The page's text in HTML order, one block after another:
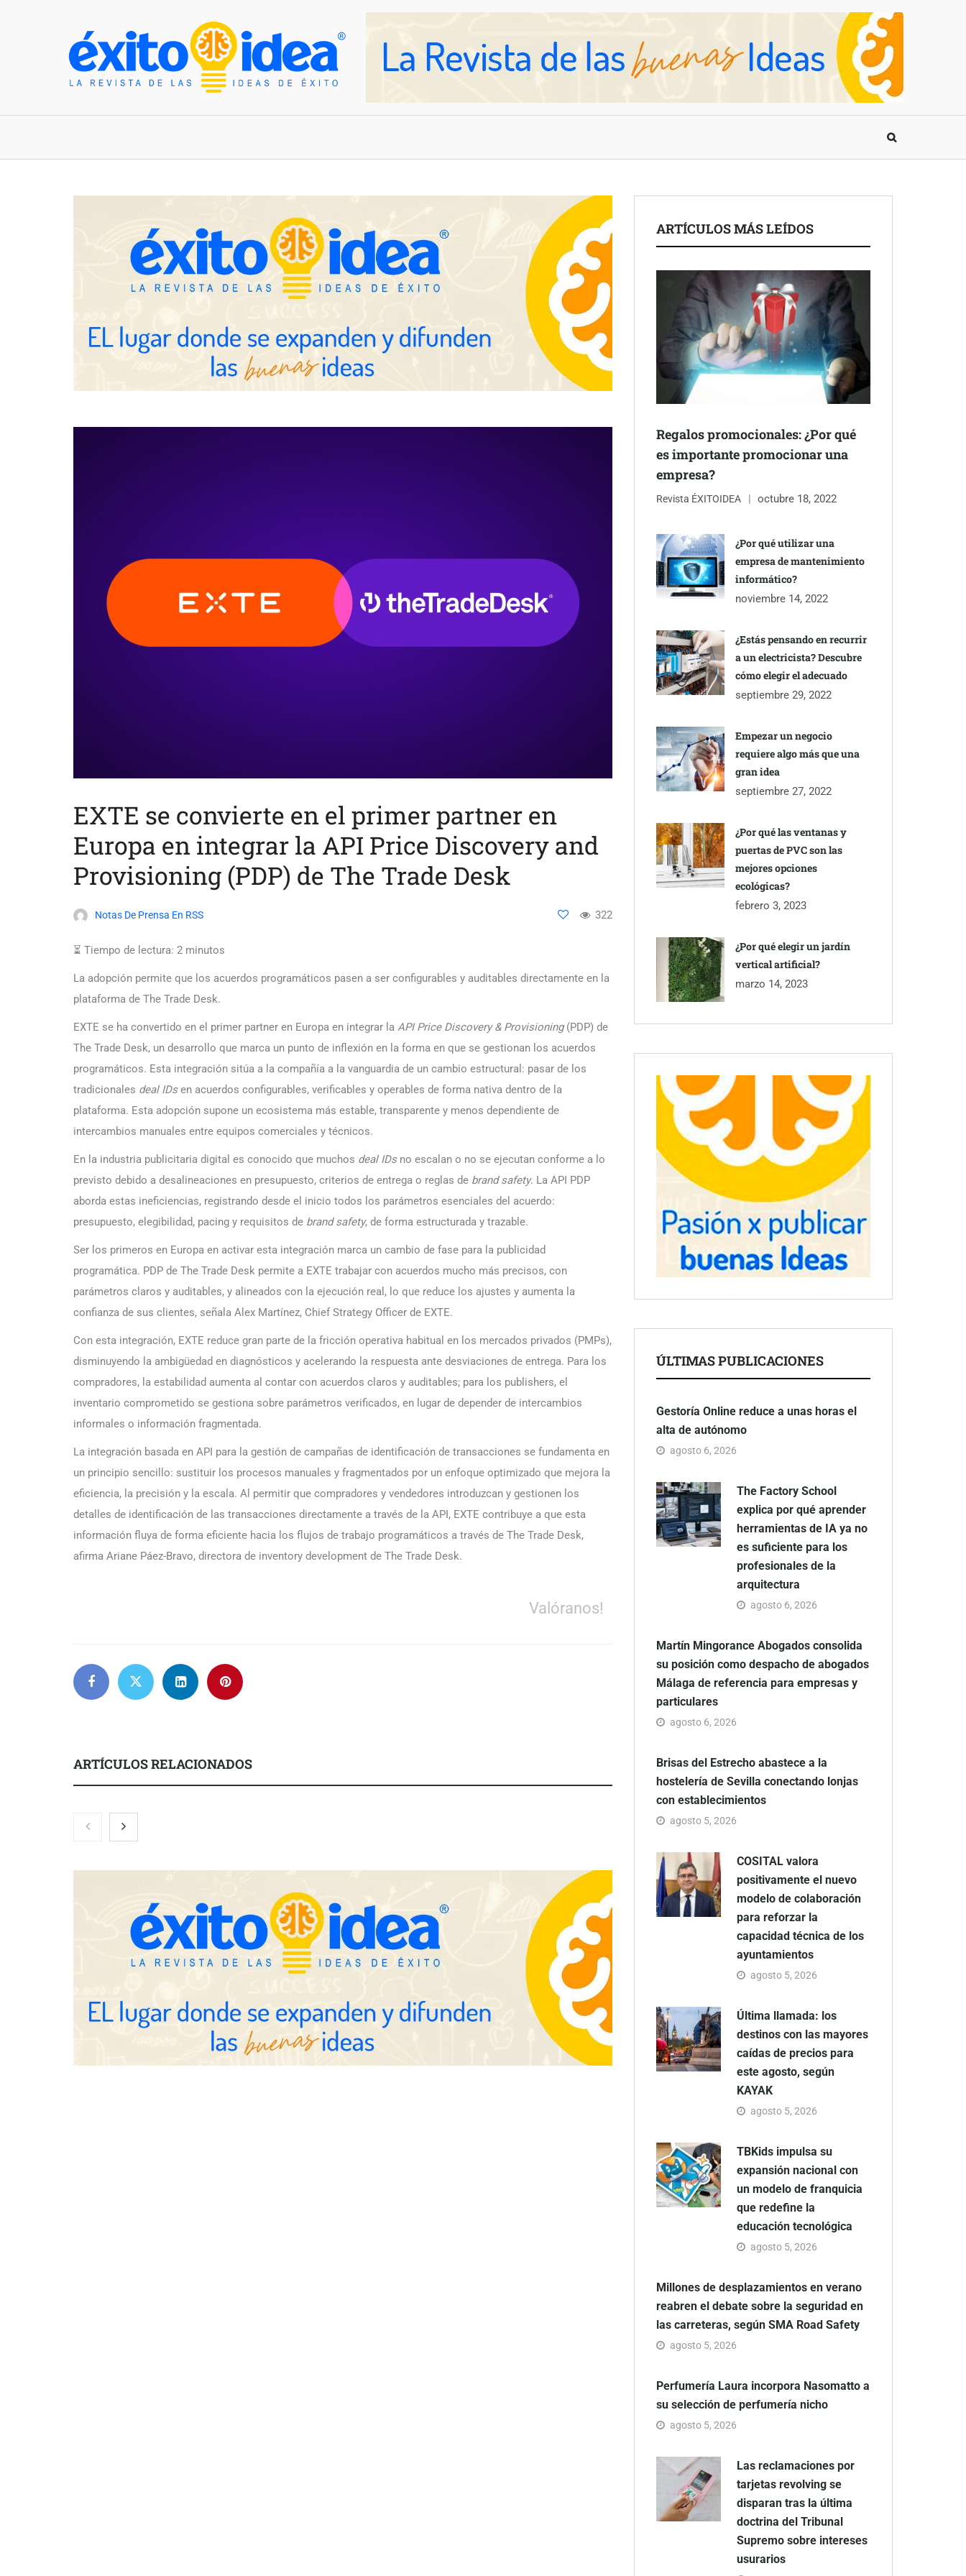
EXTE se convierte en el primer partner en
Europa en integrar la API Price Discovery and
Provisioning (PDP) de The Trade Desk
Notas De Prensa En RSS 322
⏳ Tiempo de lectura: 2 minutos
La adopción permite que los acuerdos programáticos pasen a ser configurables y auditables directamente en la
plataforma de The Trade Desk.
EXTE se ha convertido en el primer partner en Europa en integrar la API Price Discovery & Provisioning(PDP) de
The Trade Desk, un desarrollo que marca un punto de inflexión en la forma en que se gestionan los acuerdos
programáticos. Esta integración sitúa a la compañía a la vanguardia de un cambio estructural: pasar de los
tradicionales deal IDsen acuerdos configurables, verificables y operables de forma nativa dentro de la
plataforma. Esta adopción supone un ecosistema más estable, transparente y menos dependiente de
intercambios manuales entre equipos comerciales y técnicos.
En la industria publicitaria digital es conocido que muchos deal IDsno escalan o no se ejecutan conforme a lo
previsto debido a desalineaciones en presupuesto, criterios de entrega o reglas de brand safety. La API PDP
aborda estas ineficiencias, registrando desde el inicio todos los parámetros esenciales del acuerdo:
presupuesto, elegibilidad, pacing y requisitos de brand safety, de forma estructurada y trazable.
Ser los primeros en Europa en activar esta integración marca un cambio de fase para la publicidad
programática. PDP de The Trade Desk permite a EXTE trabajar con acuerdos mucho más precisos, con
parámetros claros y auditables, y alineados con la ejecución real, lo que reduce los ajustes y aumenta la
confianza de sus clientes, señala Alex Martínez, Chief Strategy Officer de EXTE.
Con esta integración, EXTE reduce gran parte de la fricción operativa habitual en los mercados privados (PMPs),
disminuyendo la ambigüedad en diagnósticos y acelerando la respuesta ante desviaciones de entrega. Para los
compradores, la estabilidad aumenta al contar con acuerdos claros y auditables; para los publishers, el
inventario comprometido se gestiona sobre parámetros verificados, en lugar de depender de intercambios
informales o información fragmentada.
La integración basada en API para la gestión de campañas de identificación de transacciones se fundamenta en
un principio sencillo: sustituir los procesos manuales y fragmentados por un enfoque optimizado que mejora la
eficiencia, la precisión y la escala. Al permitir que compradores y vendedores introduzcan y gestionen los
detalles de identificación de las transacciones directamente a través de la API, EXTE contribuye a que esta
información fluya de forma eficiente hacia los flujos de trabajo programáticos a través de The Trade Desk,
afirma Ariane Páez-Bravo, directora de inventory development de The Trade Desk.
Valóranos!
ARTÍCULOS RELACIONADOS
Gestoría Online reduce a unas
horas el alta de autónomo
The Factory School explica por
qué aprender herramientas de IA
ya no es suficiente para los
Brisas del Estrecho abastece a la
hostelería de Sevilla conectando
ARTÍCULOS MÁS LEÍDOS
Regalos promocionales: ¿Por qué
es importante promocionar una
empresa?
Revista ÉXITOIDEA octubre 18, 2022
¿Por qué utilizar una
empresa de mantenimiento
informático?
noviembre 14, 2022
¿Estás pensando en recurrir
a un electricista? Descubre
cómo elegir el adecuado
septiembre 29, 2022
Empezar un negocio
requiere algo más que una
gran idea
septiembre 27, 2022
¿Por qué las ventanas y
puertas de PVC son las
mejores opciones
ecológicas?
febrero 3, 2023
¿Por qué elegir un jardín
vertical artificial?
marzo 14, 2023
ÚLTIMAS PUBLICACIONES
Gestoría Online reduce a unas horas el
alta de autónomo
agosto 6, 2026
The Factory School
explica por qué aprender
herramientas de IA ya no
es suficiente para los
profesionales de la
arquitectura
agosto 6, 2026
Martín Mingorance Abogados consolida
su posición como despacho de abogados
Málaga de referencia para empresas y
particulares
agosto 6, 2026
Brisas del Estrecho abastece a la
hostelería de Sevilla conectando lonjas
con establecimientos
agosto 5, 2026
COSITAL valora
positivamente el nuevo
modelo de colaboración
para reforzar la
capacidad técnica de los
ayuntamientos
agosto 5, 2026
Última llamada: los
destinos con las mayores
caídas de precios para
este agosto, según
KAYAK
agosto 5, 2026
TBKids impulsa su
expansión nacional con
un modelo de franquicia
que redefine la
educación tecnológica
agosto 5, 2026
Millones de desplazamientos en verano
reabren el debate sobre la seguridad en
las carreteras, según SMA Road Safety
agosto 5, 2026
Perfumería Laura incorpora Nasomatto a
su selección de perfumería nicho
agosto 5, 2026
Las reclamaciones por
tarjetas revolving se
disparan tras la última
doctrina del Tribunal
Supremo sobre intereses
usurarios